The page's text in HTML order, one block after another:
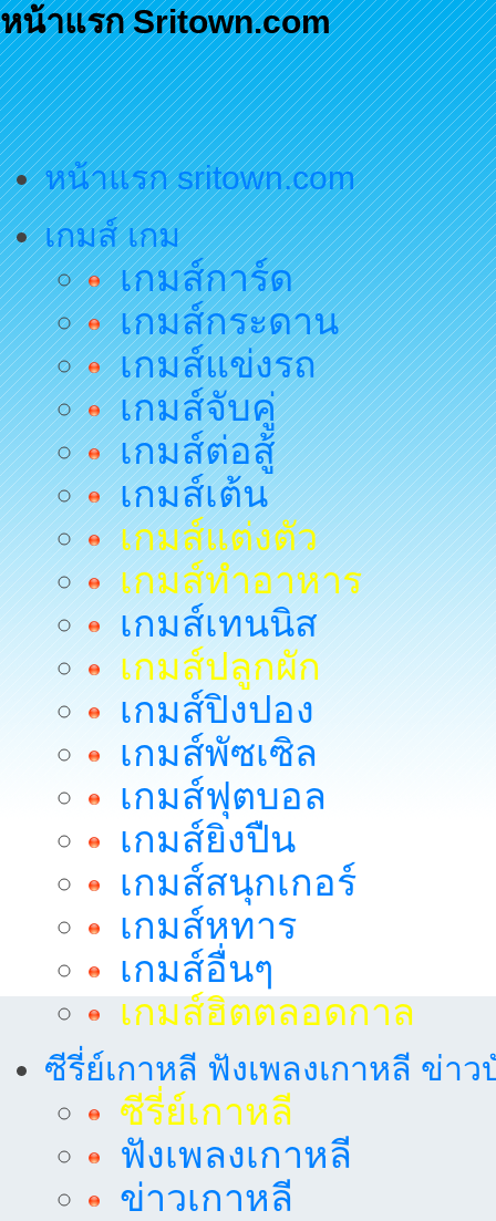
หน้าแรก Sritown.com
หน้าแรก sritown.com
เกมส์ เกม
เกมส์การ์ด
เกมส์กระดาน
เกมส์แข่งรถ
เกมส์จับคู่
เกมส์ต่อสู้
เกมส์เต้น
เกมส์แต่งตัว
เกมส์ทำอาหาร
เกมส์เทนนิส
เกมส์ปลูกผัก
เกมส์ปิงปอง
เกมส์พัซเซิล
เกมส์ฟุตบอล
เกมส์ยิงปืน
เกมส์สนุกเกอร์
เกมส์หทาร
เกมส์อื่นๆ
เกมส์ฮิตตลอดกาล
ซีรี่ย์เกาหลี ฟังเพลงเกาหลี ข่าว
ซีรี่ย์เกาหลี
ฟังเพลงเกาหลี
ข่าวเกาหลี